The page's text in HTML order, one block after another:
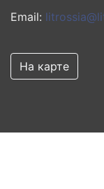
Email:
На карте